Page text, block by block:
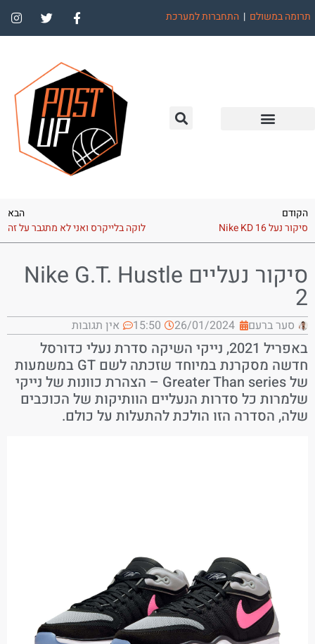
תרומה במשולם | התחברות למערכת
הקודם
סיקור נעל Nike KD 16
הבא
לוקה בלייקרס ואני לא מתגבר על זה
סיקור נעליים Nike G.T. Hustle
2
סער ברעם 26/01/2024
15:50 אין תגובות
באפריל 2021, נייקי השיקה סדרת נעלי כדורסל
חדשה מסקרנת במיוחד שזכתה לשם GT במשמעות
של Greater Than series – הצהרת כוונות של נייקי
שלמרות כל סדרות הנעליים הוותיקות של הכוכבים
שלה, הסדרה הזו הולכת להתעלות על כולם.